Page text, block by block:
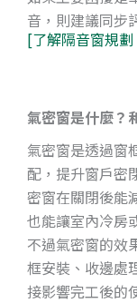
音，則建議同步
[了解隔音窗規
氣密窗是什麼？
氣密窗是透過窗
配，提升窗戶密
密窗在關閉後能
也能讓室內冷房
不過氣密窗的效
框安裝、收邊處
接影響完工後的